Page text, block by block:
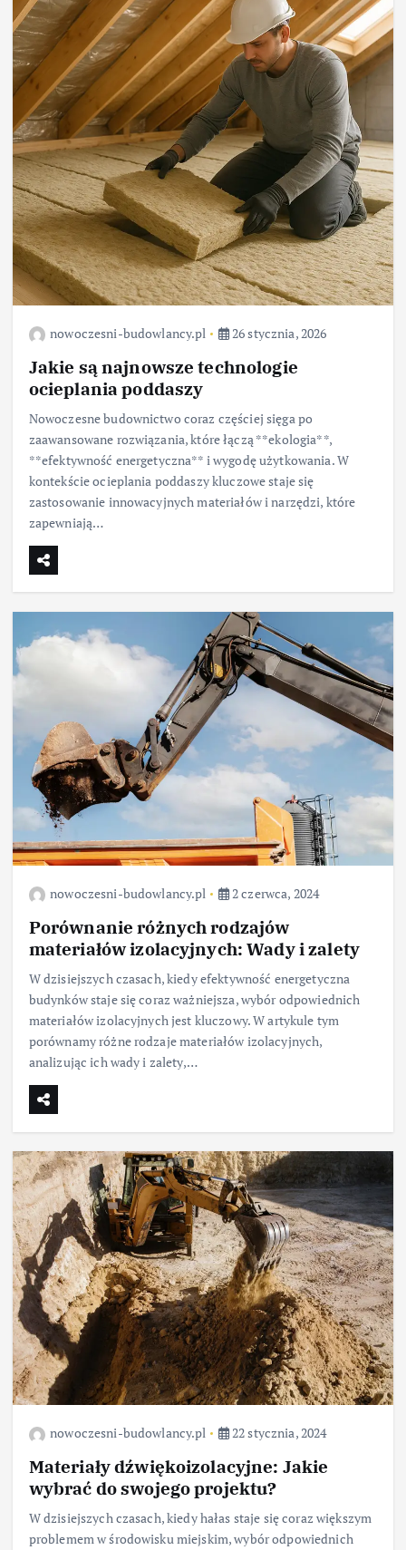
nowoczesni-budowlancy.pl 26 stycznia, 2026
Jakie są najnowsze technologie
ocieplania poddaszy
Nowoczesne budownictwo coraz częściej sięga po
zaawansowane rozwiązania, które łączą **ekologia**,
**efektywność energetyczna** i wygodę użytkowania. W
kontekście ocieplania poddaszy kluczowe staje się
zastosowanie innowacyjnych materiałów i narzędzi, które
zapewniają…
nowoczesni-budowlancy.pl 2 czerwca, 2024
Porównanie różnych rodzajów
materiałów izolacyjnych: Wady i zalety
W dzisiejszych czasach, kiedy efektywność energetyczna
budynków staje się coraz ważniejsza, wybór odpowiednich
materiałów izolacyjnych jest kluczowy. W artykule tym
porównamy różne rodzaje materiałów izolacyjnych,
analizując ich wady i zalety,…
nowoczesni-budowlancy.pl 22 stycznia, 2024
Materiały dźwiękoizolacyjne: Jakie
wybrać do swojego projektu?
W dzisiejszych czasach, kiedy hałas staje się coraz większym
problemem w środowisku miejskim, wybór odpowiednich